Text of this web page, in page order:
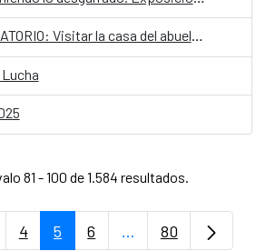
JIWASA - LABORATORIO: Visitar la casa del abuelo. Relaciones de alimentación, aseo, y conciencia con el Illimani
81 - 100 de 1.584 resultados.
intermedias Use TAB para
Página
4 Página
5 Página
6 ...PáginasPágina
80